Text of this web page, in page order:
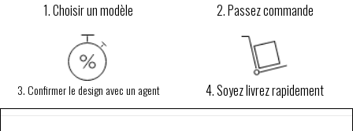
1. Choisir un modèle 2. Passez commande
3. Confirmer le design avec un agent 4. Soyez livrez rapidement